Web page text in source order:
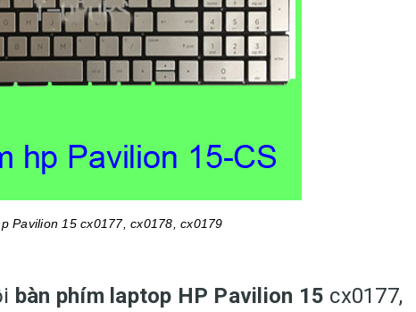
Pavilion 15 cx0177, cx0178, cx0179
bàn phím laptop HP Pavilion 15 cx0177,